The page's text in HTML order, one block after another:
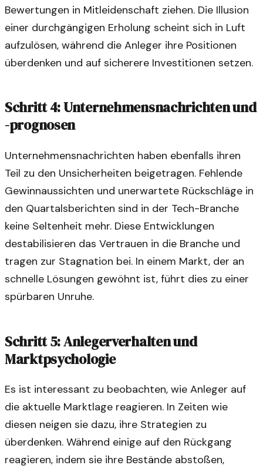
Bewertungen in Mitleidenschaft ziehen. Die Illusion
einer durchgängigen Erholung scheint sich in Luft
aufzulösen, während die Anleger ihre Positionen
überdenken und auf sicherere Investitionen setzen.
Schritt 4: Unternehmensnachrichten und
-prognosen
Unternehmensnachrichten haben ebenfalls ihren
Teil zu den Unsicherheiten beigetragen. Fehlende
Gewinnaussichten und unerwartete Rückschläge in
den Quartalsberichten sind in der Tech-Branche
keine Seltenheit mehr. Diese Entwicklungen
destabilisieren das Vertrauen in die Branche und
tragen zur Stagnation bei. In einem Markt, der an
schnelle Lösungen gewöhnt ist, führt dies zu einer
spürbaren Unruhe.
Schritt 5: Anlegerverhalten und
Marktpsychologie
Es ist interessant zu beobachten, wie Anleger auf
die aktuelle Marktlage reagieren. In Zeiten wie
diesen neigen sie dazu, ihre Strategien zu
überdenken. Während einige auf den Rückgang
reagieren, indem sie ihre Bestände abstoßen,